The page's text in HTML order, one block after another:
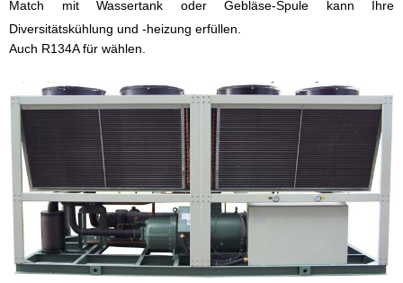
Match mit Wassertank oder Gebläse-Spule kann Ihre
Diversitätskühlung und -heizung erfüllen.
Auch R134A für wählen.